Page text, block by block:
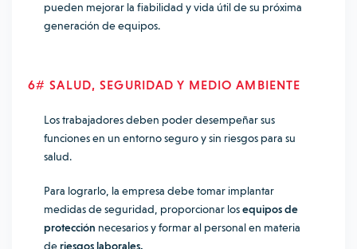
pueden mejorar la fiabilidad y vida útil de su próxima
generación de equipos.
6# SALUD, SEGURIDAD Y MEDIO AMBIENTE
Los trabajadores deben poder desempeñar sus
funciones en un entorno seguro y sin riesgos para su
salud.
Para lograrlo, la empresa debe tomar implantar
medidas de seguridad, proporcionar losequipos de
protección necesarios y formar al personal en materia
deriesgos laborales.